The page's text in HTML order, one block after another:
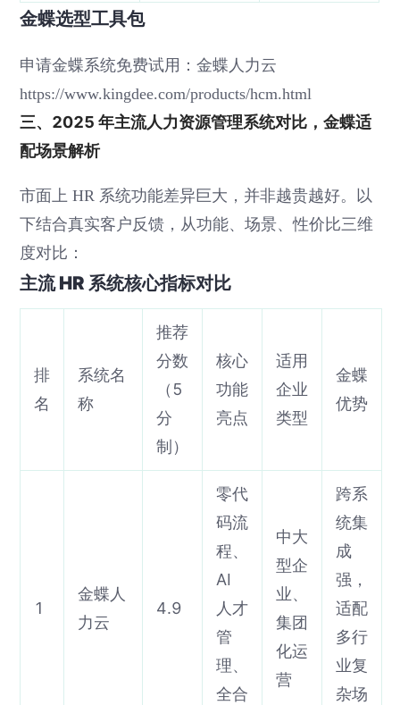
金蝶选型工具包
申请金蝶系统免费试用：金蝶人力云
https://www.kingdee.com/products/hcm.html
三、2025 年主流人力资源管理系统对比，金蝶适
配场景解析
市面上 HR 系统功能差异巨大，并非越贵越好。以
下结合真实客户反馈，从功能、场景、性价比三维
度对比：
主流 HR 系统核心指标对比
排
名
系统名
称
推荐
分数
（5
分
制）
核心
功能
亮点
适用
企业
类型
金蝶
优势
1
金蝶人
力云
4.9
零代
码流
程、
AI
人才
管
理、
全合
中大
型企
业、
集团
化运
营
跨系
统集
成
强，
适配
多行
业复
杂场